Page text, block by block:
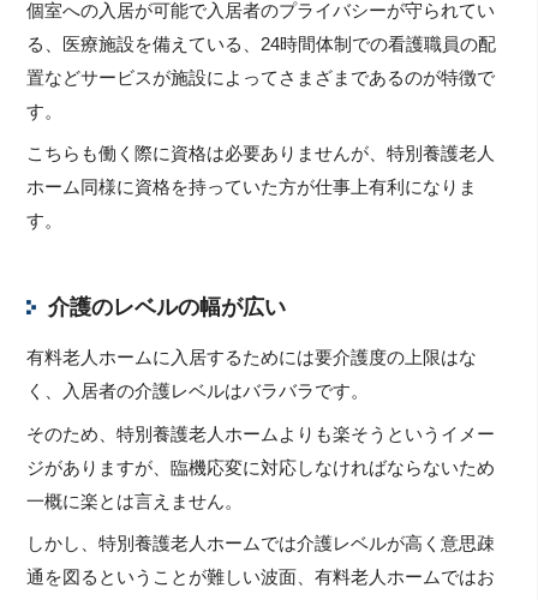
個室への入居が可能で入居者のプライバシーが守られてい
る、医療施設を備えている、24時間体制での看護職員の配
置などサービスが施設によってさまざまであるのが特徴で
す。
こちらも働く際に資格は必要ありませんが、特別養護老人
ホーム同様に資格を持っていた方が仕事上有利になりま
す。
介護のレベルの幅が広い
有料老人ホームに入居するためには要介護度の上限はな
く、入居者の介護レベルはバラバラです。
そのため、特別養護老人ホームよりも楽そうというイメー
ジがありますが、臨機応変に対応しなければならないため
一概に楽とは言えません。
しかし、特別養護老人ホームでは介護レベルが高く意思疎
通を図るということが難しい波面、有料老人ホームではお